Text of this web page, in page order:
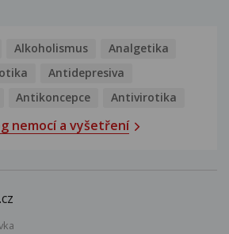
Alkoholismus
Analgetika
Antidepresiva
Antikoncepce Antivirotika
nemocí a vyšetření